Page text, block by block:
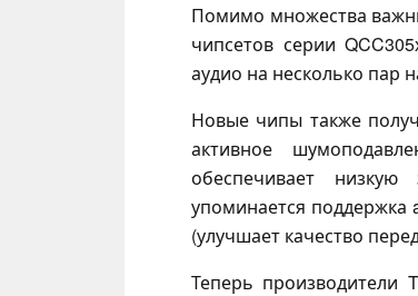
Помимо множества
чипсетов серии
аудио на несколько пар
Новые чипы также
активное
обеспечивает
упоминается поддержка
(улучшает качество
Теперь производители